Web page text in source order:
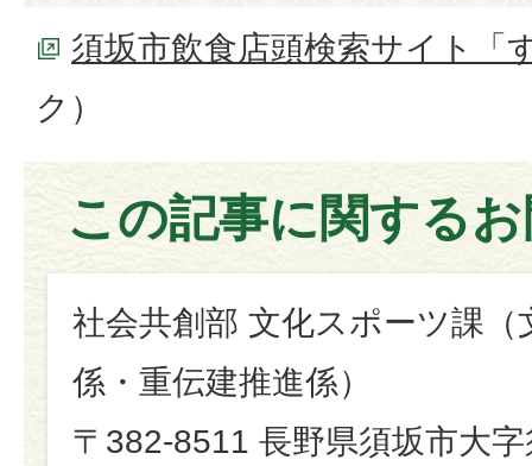
須坂市飲食店頭検索サイト「
ク）
この記事に関する
社会共創部 文化スポーツ課（
係・重伝建推進係）
〒382-8511 長野県須坂市大